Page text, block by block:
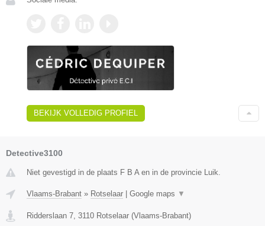
BEKIJK VOLLEDIG PROFIEL
Detective3100
Niet gevestigd in de plaats F B A en in de provincie Luik.
Vlaams-Brabant » Rotselaar Google maps ▼
Ridderslaan 7 3110 Rotselaar (Vlaams-Brabant)